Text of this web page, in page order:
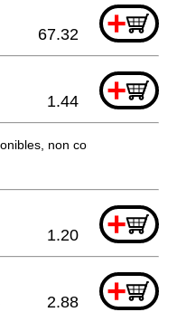
+
67.32
+
1.44
non commandable
+
1.20
+
2.88